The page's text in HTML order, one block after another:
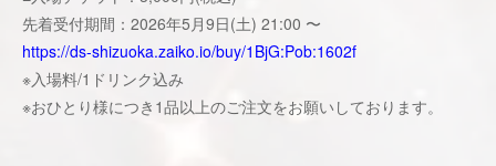
先着受付期間：2026年5月9日(土) 21:00 〜
https://ds-shizuoka.zaiko.io/buy/1BjG:Pob:1602f
※入場料/1ドリンク込み
※おひとり様につき1品以上のご注文をお願いしております。